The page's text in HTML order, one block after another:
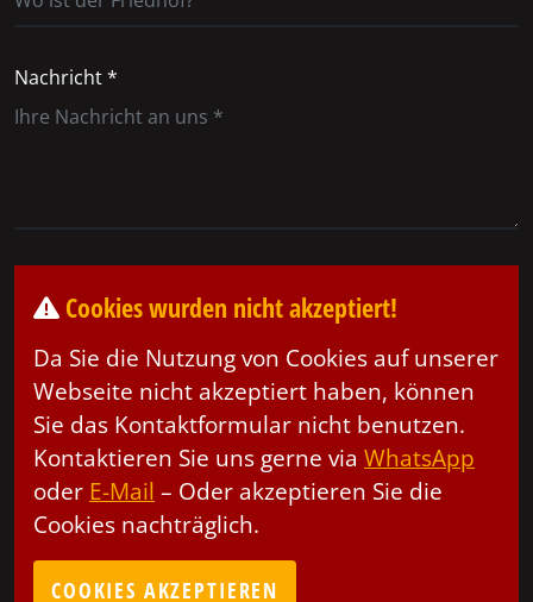
Nachricht *
Cookies wurden nicht akzeptiert!
Da Sie die Nutzung von Cookies auf unserer
Webseite nicht akzeptiert haben, können
Sie das Kontaktformular nicht benutzen.
Kontaktieren Sie uns gerne via WhatsApp
oder E-Mail – Oder akzeptieren Sie die
Cookies nachträglich.
COOKIES AKZEPTIEREN